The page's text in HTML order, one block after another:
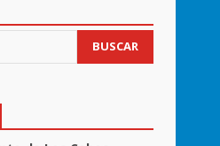
BUSCAR